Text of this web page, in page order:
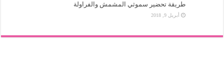
طريقة تحضير سموثي المشمش والفراولة
أبريل 9, 2018